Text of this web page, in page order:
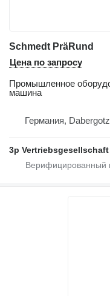
Schmedt PräRund
Цена по запросу
Промышленное
машина
Германия, Dabergotz
3p Vertriebsgesellschaft